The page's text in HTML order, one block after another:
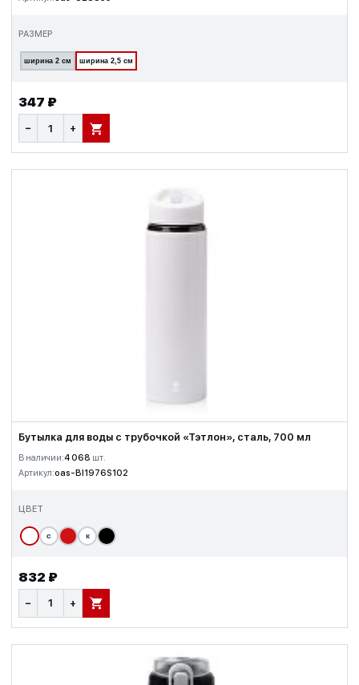
РАЗМЕР
ширина 2 см ширина 2,5 см
347 ₽
− + В КОРЗИНУ
Бутылка для воды с трубочкой «Тэтлон», сталь, 700 мл
В наличии:4 068 шт.
Артикул:oas-BI1976S102
ЦВЕТ
с к
832 ₽
− + В КОРЗИНУ